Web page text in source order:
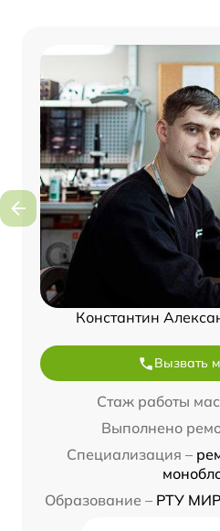
Константин
Вызвать
Стаж работы
Выполнено
Специализация –
Образование – РТУ